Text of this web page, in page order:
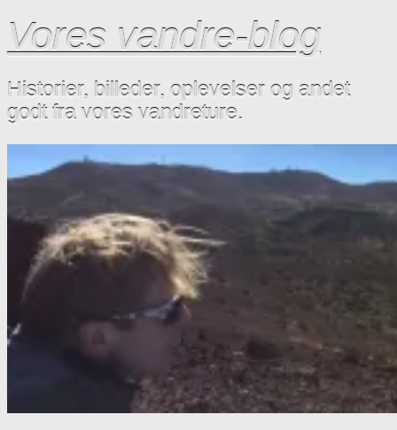
Vores vandre-blog
Historier, billeder, oplevelser og andet
godt fra vores vandreture.